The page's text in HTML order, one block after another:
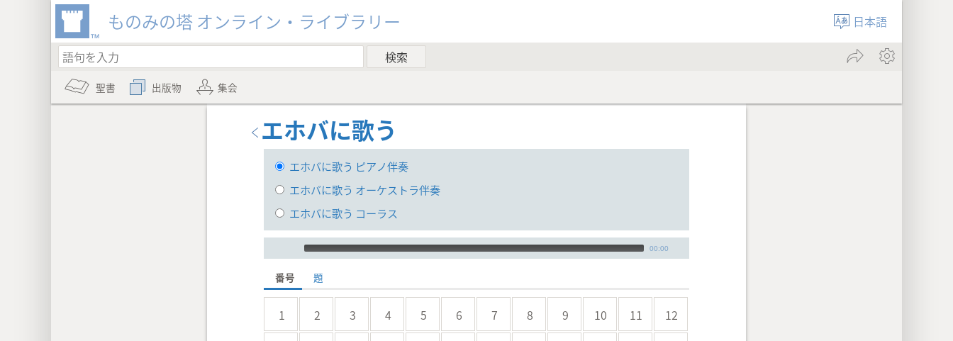
ものみの塔 オンライン・ライブラリー 日本語
聖書 出版物 集会
エホバに歌う
エホバに歌う ピアノ伴奏
エホバに歌う オーケストラ伴奏
エホバに歌う コーラス
Audio Player 00:00
番号 題
1 2 3 4 5 6 7 8 9 10 11 12